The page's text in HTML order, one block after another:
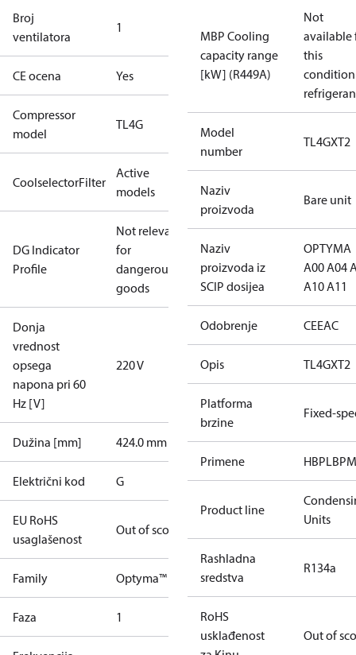
Broj
ventilatora
1
CE ocena Yes
Compressor
model
TL4G
CoolselectorFilter
Active
models
DG Indicator
Profile
Not relevant
for
dangerous
goods
Donja
vrednost
opsega
napona pri 60
Hz [V]
220 V
Dužina [mm] 424.0 mm
Električni kod G
EU RoHS
usaglašenost
Out of scope
Family Optyma™
Faza 1
MBP Cooling
capacity range
[kW] (R449A)
Not
available
this
Model
number
TL4GXT2
Naziv
proizvoda
Bare unit
Naziv
proizvoda iz
SCIP dosijea
OPTYMA
A00 A04
A10 A11
Odobrenje CEEAC
Opis TL4GXT2
Platforma
brzine
Fixed-
Primene HBPLBP
Product line
Units
Rashladna
sredstva
R134a
RoHS
usklađenost
Out of